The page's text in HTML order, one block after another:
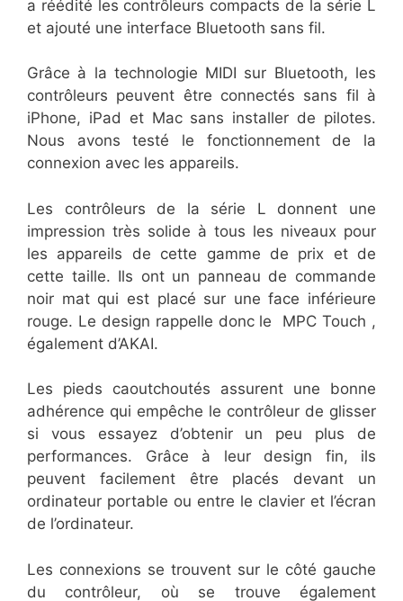
a réédité les contrôleurs compacts de la série L
et ajouté une interface Bluetooth sans fil.
Grâce à la technologie MIDI sur Bluetooth, les
contrôleurs peuvent être connectés sans fil à
iPhone, iPad et Mac sans installer de pilotes.
Nous avons testé le fonctionnement de la
connexion avec les appareils.
Les contrôleurs de la série L donnent une
impression très solide à tous les niveaux pour
les appareils de cette gamme de prix et de
cette taille. Ils ont un panneau de commande
noir mat qui est placé sur une face inférieure
rouge. Le design rappelle donc le MPC Touch ,
également d’AKAI.
Les pieds caoutchoutés assurent une bonne
adhérence qui empêche le contrôleur de glisser
si vous essayez d’obtenir un peu plus de
performances. Grâce à leur design fin, ils
peuvent facilement être placés devant un
ordinateur portable ou entre le clavier et l’écran
de l’ordinateur.
Les connexions se trouvent sur le côté gauche
du contrôleur, où se trouve également